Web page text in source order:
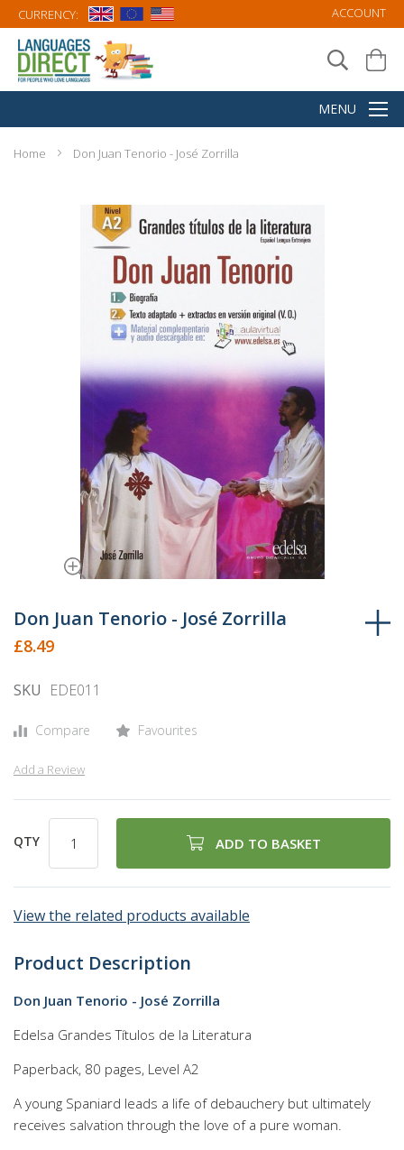
CURRENCY: ACCOUNT
Home Don Juan Tenorio - José Zorrilla
to
beginning
the
gallery
Don Juan Tenorio - José Zorrilla
£8.49
SKU EDE011
Compare Favourites
Add a Review
QTY ADD TO BASKET
View the related products available
Product Description
Don Juan Tenorio - José Zorrilla
Edelsa Grandes Títulos de la Literatura
Paperback, 80 pages, Level A2
A young Spaniard leads a life of debauchery but ultimately
receives salvation through the love of a pure woman.